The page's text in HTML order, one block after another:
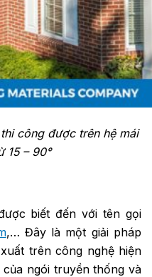
công được trên hệ mái
15 – 90°
biết đến với tên gọi
,… Đây là một giải pháp
trên công nghệ hiện
ngói truyền thống và